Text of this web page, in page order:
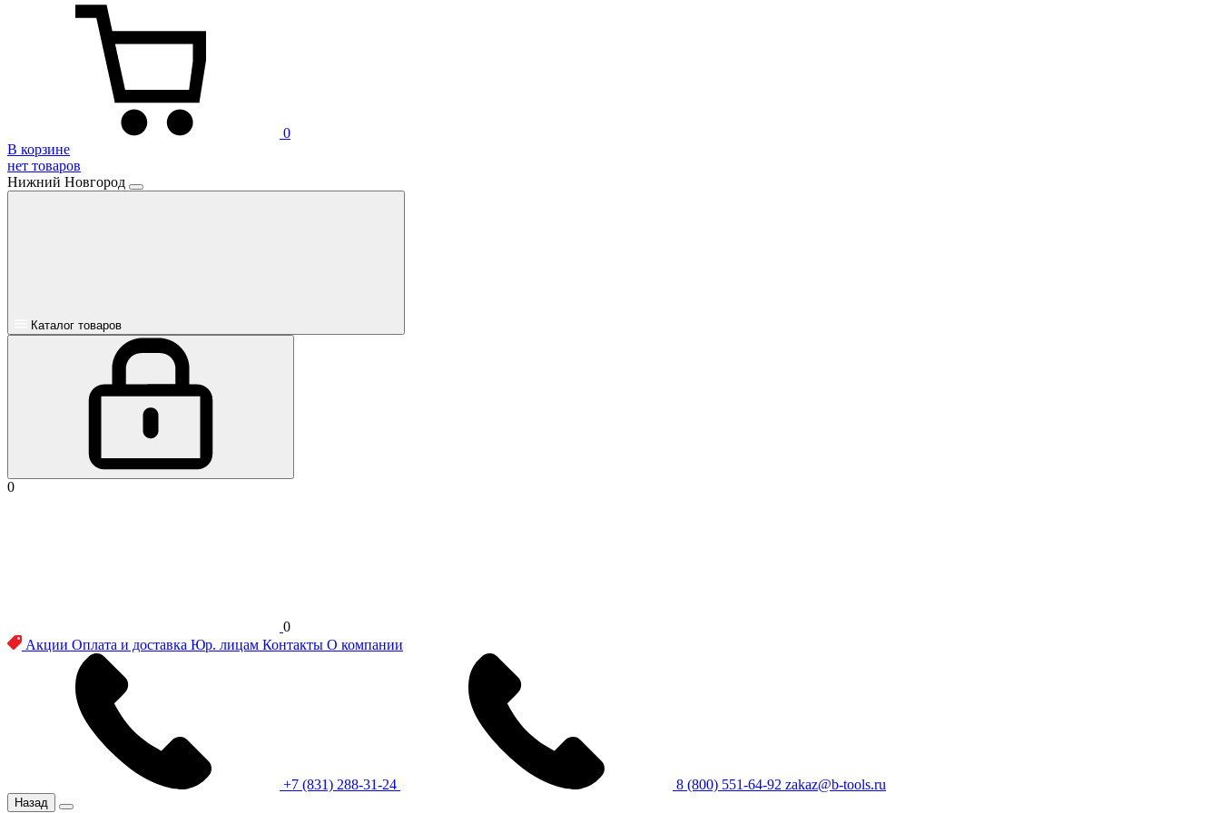
0
В корзине
нет товаров
Нижний Новгород
Каталог товаров
0
0
Акции Оплата и доставка Юр. лицам Контакты О компании
+7 (831) 288-31-24 8 (800) 551-64-92 zakaz@b-tools.ru
Назад